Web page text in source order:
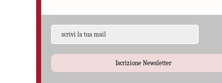
Iscrizione Newsletter